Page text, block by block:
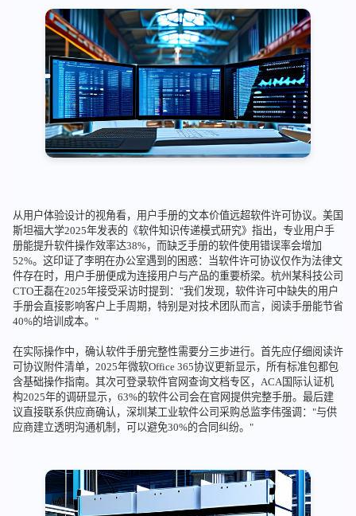
从用户体验设计的视角看，用户手册的文本价值远超软件许可协议。美国
斯坦福大学2025年发表的《软件知识传递模式研究》指出，专业用户手
册能提升软件操作效率达38%，而缺乏手册的软件使用错误率会增加
52%。这印证了李明在办公室遇到的困惑：当软件许可协议仅作为法律文
件存在时，用户手册便成为连接用户与产品的重要桥梁。杭州某科技公司
CTO王磊在2025年接受采访时提到："我们发现，软件许可中缺失的用户
手册会直接影响客户上手周期，特别是对技术团队而言，阅读手册能节省
40%的培训成本。"
在实际操作中，确认软件手册完整性需要分三步进行。首先应仔细阅读许
可协议附件清单，2025年微软Office 365协议更新显示，所有标准包都包
含基础操作指南。其次可登录软件官网查询文档专区，ACA国际认证机
构2025年的调研显示，63%的软件公司会在官网提供完整手册。最后建
议直接联系供应商确认，深圳某工业软件公司采购总监李伟强调："与供
应商建立透明沟通机制，可以避免30%的合同纠纷。"